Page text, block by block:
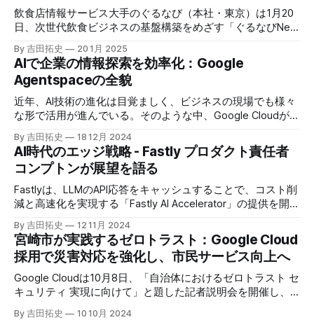
飲食店情報サービス大手のぐるなび（本社・東京）は1月20
日、次世代飲食ビジネスの基盤構築をめざす「ぐるなびNext
プロジェクト」の初成果として、新たな飲食店探索アプリ
「UMAME!（うまみー！）」のβ版を公開した。
By 吉田拓史 20 1月 2025
AIで企業の情報探索を効率化：Google
Agentspaceの全貌
近年、AI技術の進化は目覚ましく、ビジネスの現場でも様々
な形で活用が進んでいる。そのような中、Google Cloudが新
たに発表したGoogle Agentspaceは、いま注目を集めるAIエ
ージェントがエンタープライズITを大きく変革する予兆と言
えるだろう。
By 吉田拓史 18 12月 2024
AI時代のエッジ戦略 - Fastly プロダクト責任者
コンプトンが展望を語る
Fastlyは、LLMのAPI応答をキャッシュすることで、コスト削
減と高速化を実現する「Fastly AI Accelerator」の提供を開始
した。キップ・コンプトン最高プロダクト責任者（CPO）
は、類似した質問への応答を再利用し、効率的な処理を可能
にすると説明した。さらに、コンプトンは、エッジコンピュ
ーティングの利点を活かしたパーソナライズや、エッジにお
けるGPUの経済性、セキュリティへの取り組みなど、Fastly
のAI戦略について語った。
By 吉田拓史 12 11月 2024
宮崎市が実践するゼロトラスト：Google Cloud
採用で災害対応を強化し、市民サービス向上へ
Google Cloudは10月8日、「自治体におけるゼロトラスト セ
キュリティ 実現に向けて」と題した記者説明会を開催し、
自治体向けにゼロトラストセキュリティ導入を支援するプロ
グラムを発表した。宮崎市の事例では、Google Workspace
By 吉田拓史 10 10月 2024